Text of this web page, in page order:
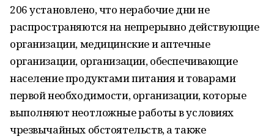
206 установлено, что нерабочие дни не
распространяются на непрерывно действующие
организации, медицинские и аптечные
организации, организации, обеспечивающие
население продуктами питания и товарами
первой необходимости, организации, которые
выполняют неотложные работы в условиях
чрезвычайных обстоятельств, а также